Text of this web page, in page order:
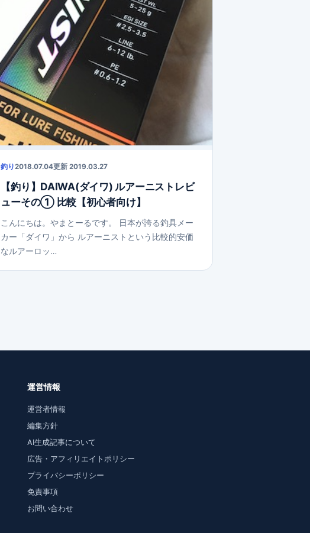
釣り2018.07.04更新 2019.03.27
【釣り】DAIWA(ダイワ) ルアーニストレビ
ューその① 比較【初心者向け】
こんにちは。やまとーるです。 日本が誇る釣具メー
カー「ダイワ」から ルアーニストという比較的安価
なルアーロッ…
運営情報
運営者情報
編集方針
AI生成記事について
広告・アフィリエイトポリシー
プライバシーポリシー
免責事項
お問い合わせ